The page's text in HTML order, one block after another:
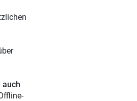
auch